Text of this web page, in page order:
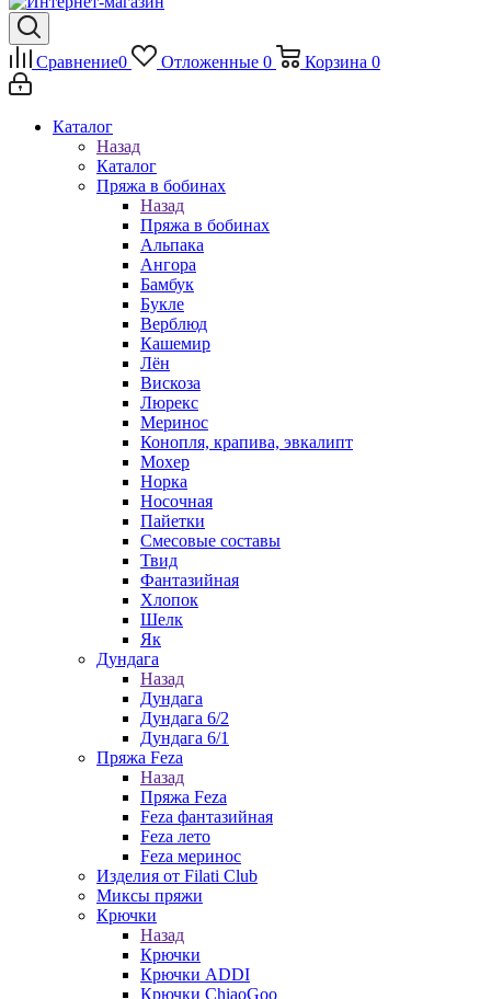
Сравнение0 Отложенные 0 Корзина 0
Каталог
Назад
Каталог
Пряжа в бобинах
Назад
Пряжа в бобинах
Альпака
Ангора
Бамбук
Букле
Верблюд
Кашемир
Лён
Вискоза
Люрекс
Меринос
Конопля, крапива, эвкалипт
Мохер
Норка
Носочная
Пайетки
Смесовые составы
Твид
Фантазийная
Хлопок
Шелк
Як
Дундага
Назад
Дундага
Дундага 6/2
Дундага 6/1
Пряжа Feza
Назад
Пряжа Feza
Feza фантазийная
Feza лето
Feza меринос
Изделия от Filati Club
Миксы пряжи
Крючки
Назад
Крючки
Крючки ADDI
Крючки ChiaoGoo